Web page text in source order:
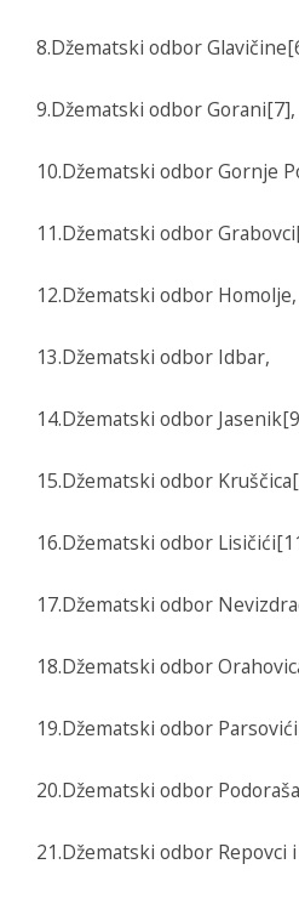
8.Džematski odbor
9.Džematski odbor Gorani[7],
10.Džematski odbor Gornje
11.Džematski odbor
12.Džematski odbor Homolje,
13.Džematski odbor Idbar,
14.Džematski odbor
15.Džematski odbor
16.Džematski odbor
17.Džematski odbor
18.Džematski odbor
19.Džematski odbor
20.Džematski odbor
21.Džematski odbor Repovci